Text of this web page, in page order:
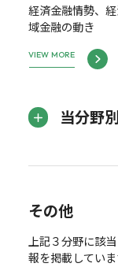
経済金融情勢、
域金融の動き
VIEW MORE
当分野
その他
上記３分野に該
報を掲載していま